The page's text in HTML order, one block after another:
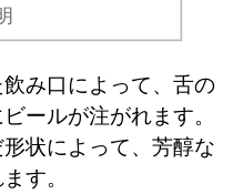
み口によって、舌の
ールが注がれます。
状によって、芳醇な
す。